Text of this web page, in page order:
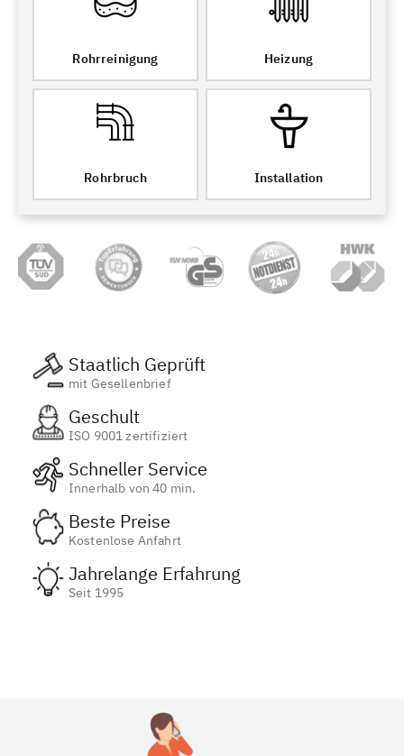
Rohrreinigung Heizung
Rohrbruch Installation
Staatlich Geprüft
mit Gesellenbrief
Geschult
ISO 9001 zertifiziert
Schneller Service
Innerhalb von 40 min.
Beste Preise
Kostenlose Anfahrt
Jahrelange Erfahrung
Seit 1995